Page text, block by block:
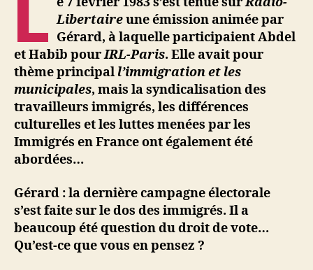
L Libertaireune émission animée par
Gérard, à laquelle participaient Abdel
et Habib pourIRL-Paris. Elle avait pour
thème principal l’immigration et les
municipales, mais la syndicalisation des
travailleurs immigrés, les différences
culturelles et les luttes menées par les
Immigrés en France ont également été
abordées…
Gérard : la dernière campagne électorale
s’est faite sur le dos des immigrés. Il a
beaucoup été question du droit de vote…
Qu’est-ce que vous en pensez ?